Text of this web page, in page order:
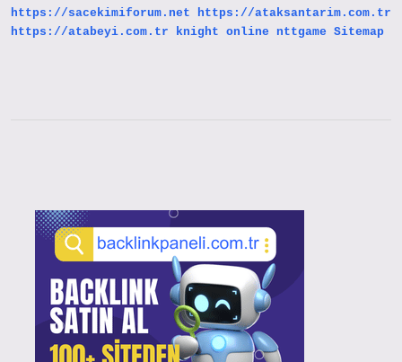
https://sacekimiforum.net
https://ataksantarim.com.tr
https://atabeyi.com.tr
knight online nttgame Sitemap